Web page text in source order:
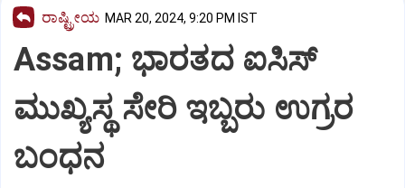
ರಾಷ್ಟ್ರೀಯ MAR 20, 2024, 9:20 PM IST
Assam; ಭಾರತದ ಐಸಿಸ್
ಮುಖ್ಯಸ್ಥ ಸೇರಿ ಇಬ್ಬರು ಉಗ್ರರ
ಬಂಧನ